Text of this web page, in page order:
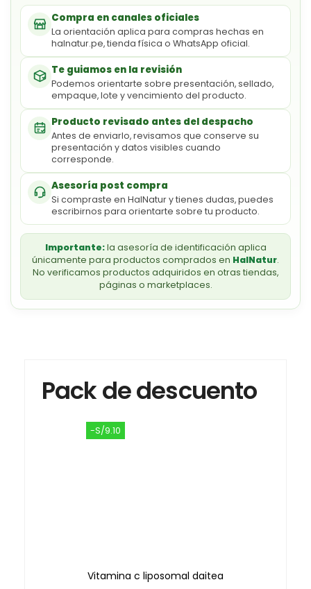
Compra en canales oficiales
La orientación aplica para compras hechas en
halnatur.pe, tienda física o WhatsApp oficial.
Te guiamos en la revisión
Podemos orientarte sobre presentación, sellado,
empaque, lote y vencimiento del producto.
Producto revisado antes del despacho
Antes de enviarlo, revisamos que conserve su
presentación y datos visibles cuando
corresponde.
Asesoría post compra
Si compraste en HalNatur y tienes dudas, puedes
escribirnos para orientarte sobre tu producto.
Importante:la asesoría de identificación aplica
únicamente para productos comprados en HalNatur.
No verificamos productos adquiridos en otras tiendas,
páginas o marketplaces.
Pack de descuento
-S/9.10
Vitamina c liposomal daitea